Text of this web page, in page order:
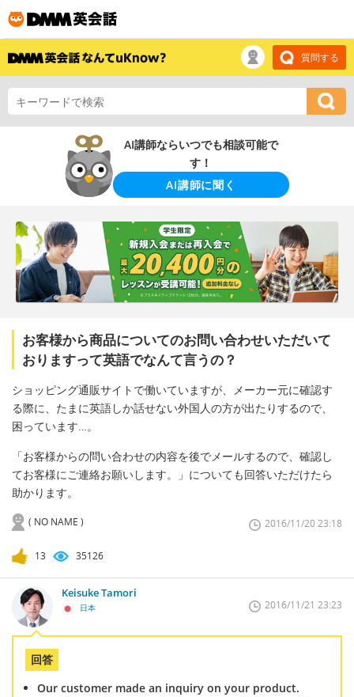
質問する
AI講師ならいつでも相談可能で
す！
AI講師に聞く
お客様から商品についてのお問い合わせいただいて
おりますって英語でなんて言うの？
ショッピング通販サイトで働いていますが、メーカー元に確認す
る際に、たまに英語しか話せない外国人の方が出たりするので、
困っています…。
「お客様からの問い合わせの内容を後でメールするので、確認し
てお客様にご連絡お願いします。」についても回答いただけたら
助かります。
( NO NAME ) 2016/11/20 23:18
13 35126
Keisuke Tamori
日本 2016/11/21 23:23
回答
Our customer made an inquiry on your product.